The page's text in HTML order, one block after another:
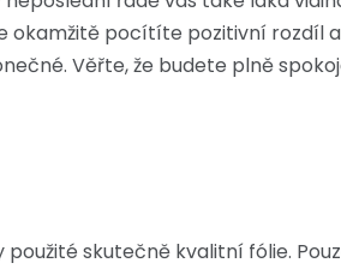
pocítíte pozitivní rozdíl
Věřte, že budete plně
skutečně kvalitní fólie.